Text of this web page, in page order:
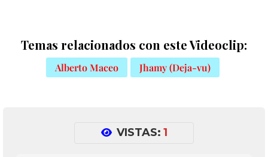
Temas relacionados con este Videoclip:
Alberto Maceo Jhamy (Deja-vu)
VISTAS: 1